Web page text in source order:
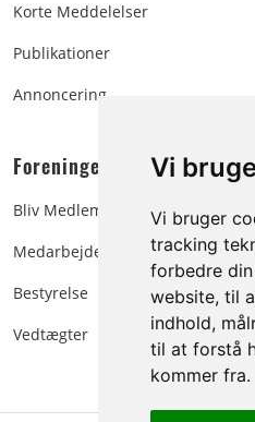
Vi
Vi bruger
tracking
forbedre
website, til
indhold,
til at forstå
kommer fra.
Korte Meddelelser
Publikationer
Annoncering
Foreningen:
Bliv Medlem
Medarbejdere
Bestyrelse
Vedtægter